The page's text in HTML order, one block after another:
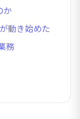
か
動き始めた
務